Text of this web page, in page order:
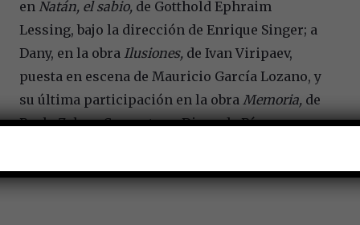
en Natán, el sabio, de Gotthold Ephraim
Lessing, bajo la dirección de Enrique Singer; a
Dany, en la obra Ilusiones, de Ivan Viripaev,
puesta en escena de Mauricio García Lozano, y
su última participación en la obra Memoria, de
Paula Zelaya Cervantes y Diego de Río, un
de actores y actrices de número de la CNT.